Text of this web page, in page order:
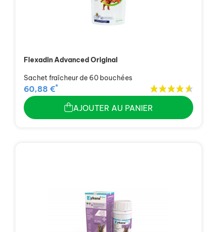
Flexadin Advanced Original
Sachet fraîcheur de 60 bouchées
60,88 €*
AJOUTER AU PANIER